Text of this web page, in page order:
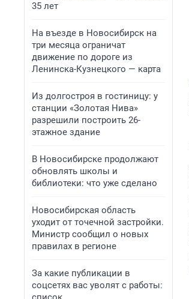
35 лет
На въезде в Новосибирск на
три месяца ограничат
движение по дороге из
Ленинска-Кузнецкого — карта
Из долгостроя в гостиницу: у
станции «Золотая Нива»
разрешили построить 26-
этажное здание
В Новосибирске продолжают
обновлять школы и
библиотеки: что уже сделано
Новосибирская область
уходит от точечной застройки.
Министр сообщил о новых
правилах в регионе
За какие публикации в
соцсетях вас уволят с работы: